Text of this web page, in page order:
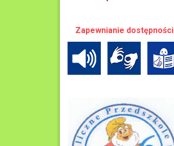
Zapewnianie dostępności